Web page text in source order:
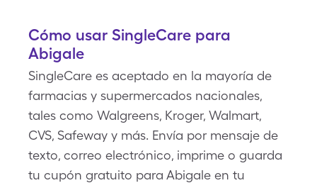
Cómo usar SingleCare para
Abigale
SingleCare es aceptado en la mayoría de
farmacias y supermercados nacionales,
tales como Walgreens, Kroger, Walmart,
CVS, Safeway y más. Envía por mensaje de
texto, correo electrónico, imprime o guarda
tu cupón gratuito para Abigale en tu